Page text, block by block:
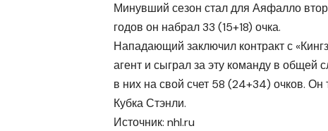
Минувший сезон стал для Аяфалло
годов он набрал 33 (15+18) очка.
Нападающий заключил контракт с
агент и сыграл за эту команду в общей
в них на свой счет 58 (24+34) очков.
Кубка Стэнли.
Источник: nhl.ru